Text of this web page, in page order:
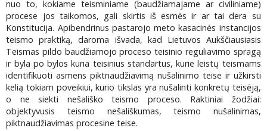
nuo to, kokiame teisminiame (baudžiamajame ar civiliniame)
procese jos taikomos, gali skirtis iš esmės ir ar tai dera su
Konstitucija. Apibendrinus pastarojo meto kasacinės instancijos
teismo praktiką, daroma išvada, kad Lietuvos Aukščiausiasis
Teismas pildo baudžiamojo proceso teisinio reguliavimo spragą
ir byla po bylos kuria teisinius standartus, kurie leistų teismams
identifikuoti asmens piktnaudžiavimą nušalinimo teise ir užkirsti
kelią tokiam poveikiui, kurio tikslas yra nušalinti konkretų teisėją,
o ne siekti nešališko teismo proceso. Raktiniai žodžiai:
objektyvusis teismo nešališkumas, teismo nušalinimas,
piktnaudžiavimas procesine teise.